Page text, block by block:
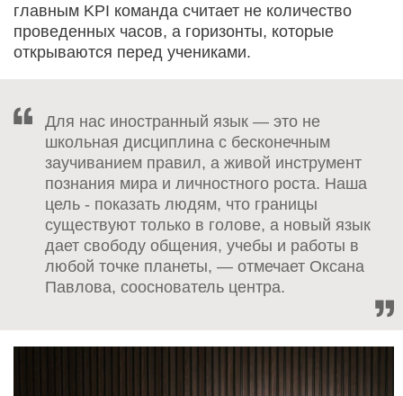
главным KPI команда считает не количество
проведенных часов, а горизонты, которые
открываются перед учениками.
Для нас иностранный язык — это не
школьная дисциплина с бесконечным
заучиванием правил, а живой инструмент
познания мира и личностного роста. Наша
цель - показать людям, что границы
существуют только в голове, а новый язык
дает свободу общения, учебы и работы в
любой точке планеты, — отмечает Оксана
Павлова, сооснователь центра.